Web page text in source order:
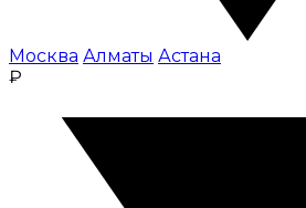
Москва Алматы Астана
₽